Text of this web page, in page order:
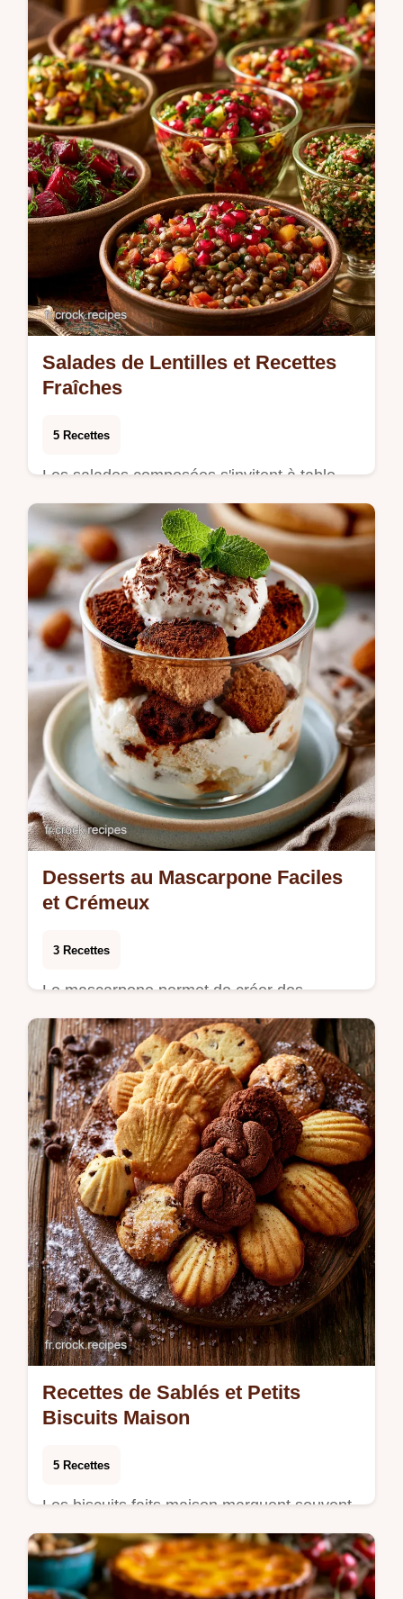
réconfortante. Qu'il s'agisse d'une texture
aérienne ou d…
Salades de Lentilles et Recettes
Fraîches
5 Recettes
Les salades composées s'invitent à table
dès que les températures montent, offrant
une base nutritive pour le déjeuner. Les
lentil…
Desserts au Mascarpone Faciles
et Crémeux
3 Recettes
Le mascarpone permet de créer des
desserts riches sans passer par des
cuissons complexes, ce qui en fait l'allié
idéal des dîners …
Recettes de Sablés et Petits
Biscuits Maison
5 Recettes
Les biscuits faits maison marquent souvent
les souvenirs d'enfance, qu'il s'agisse de
l'odeur du beurre frais dans la cuisine ou
d…